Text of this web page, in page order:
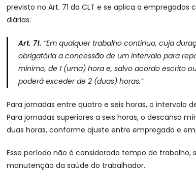
previsto no Art. 71 da CLT e se aplica a
diárias:
Art. 71. “Em qualquer trabalho continuo, cuja
obrigatória a concessão de um intervalo para
mínimo, de 1 (uma) hora e, salvo acordo escrito
poderá exceder de 2 (duas) horas.”
Para jornadas entre quatro e seis horas, o intervalo
Para jornadas superiores a seis horas, o descanso
duas horas, conforme ajuste entre empregado e
Esse período não é considerado tempo de
manutenção da saúde do trabalhador.